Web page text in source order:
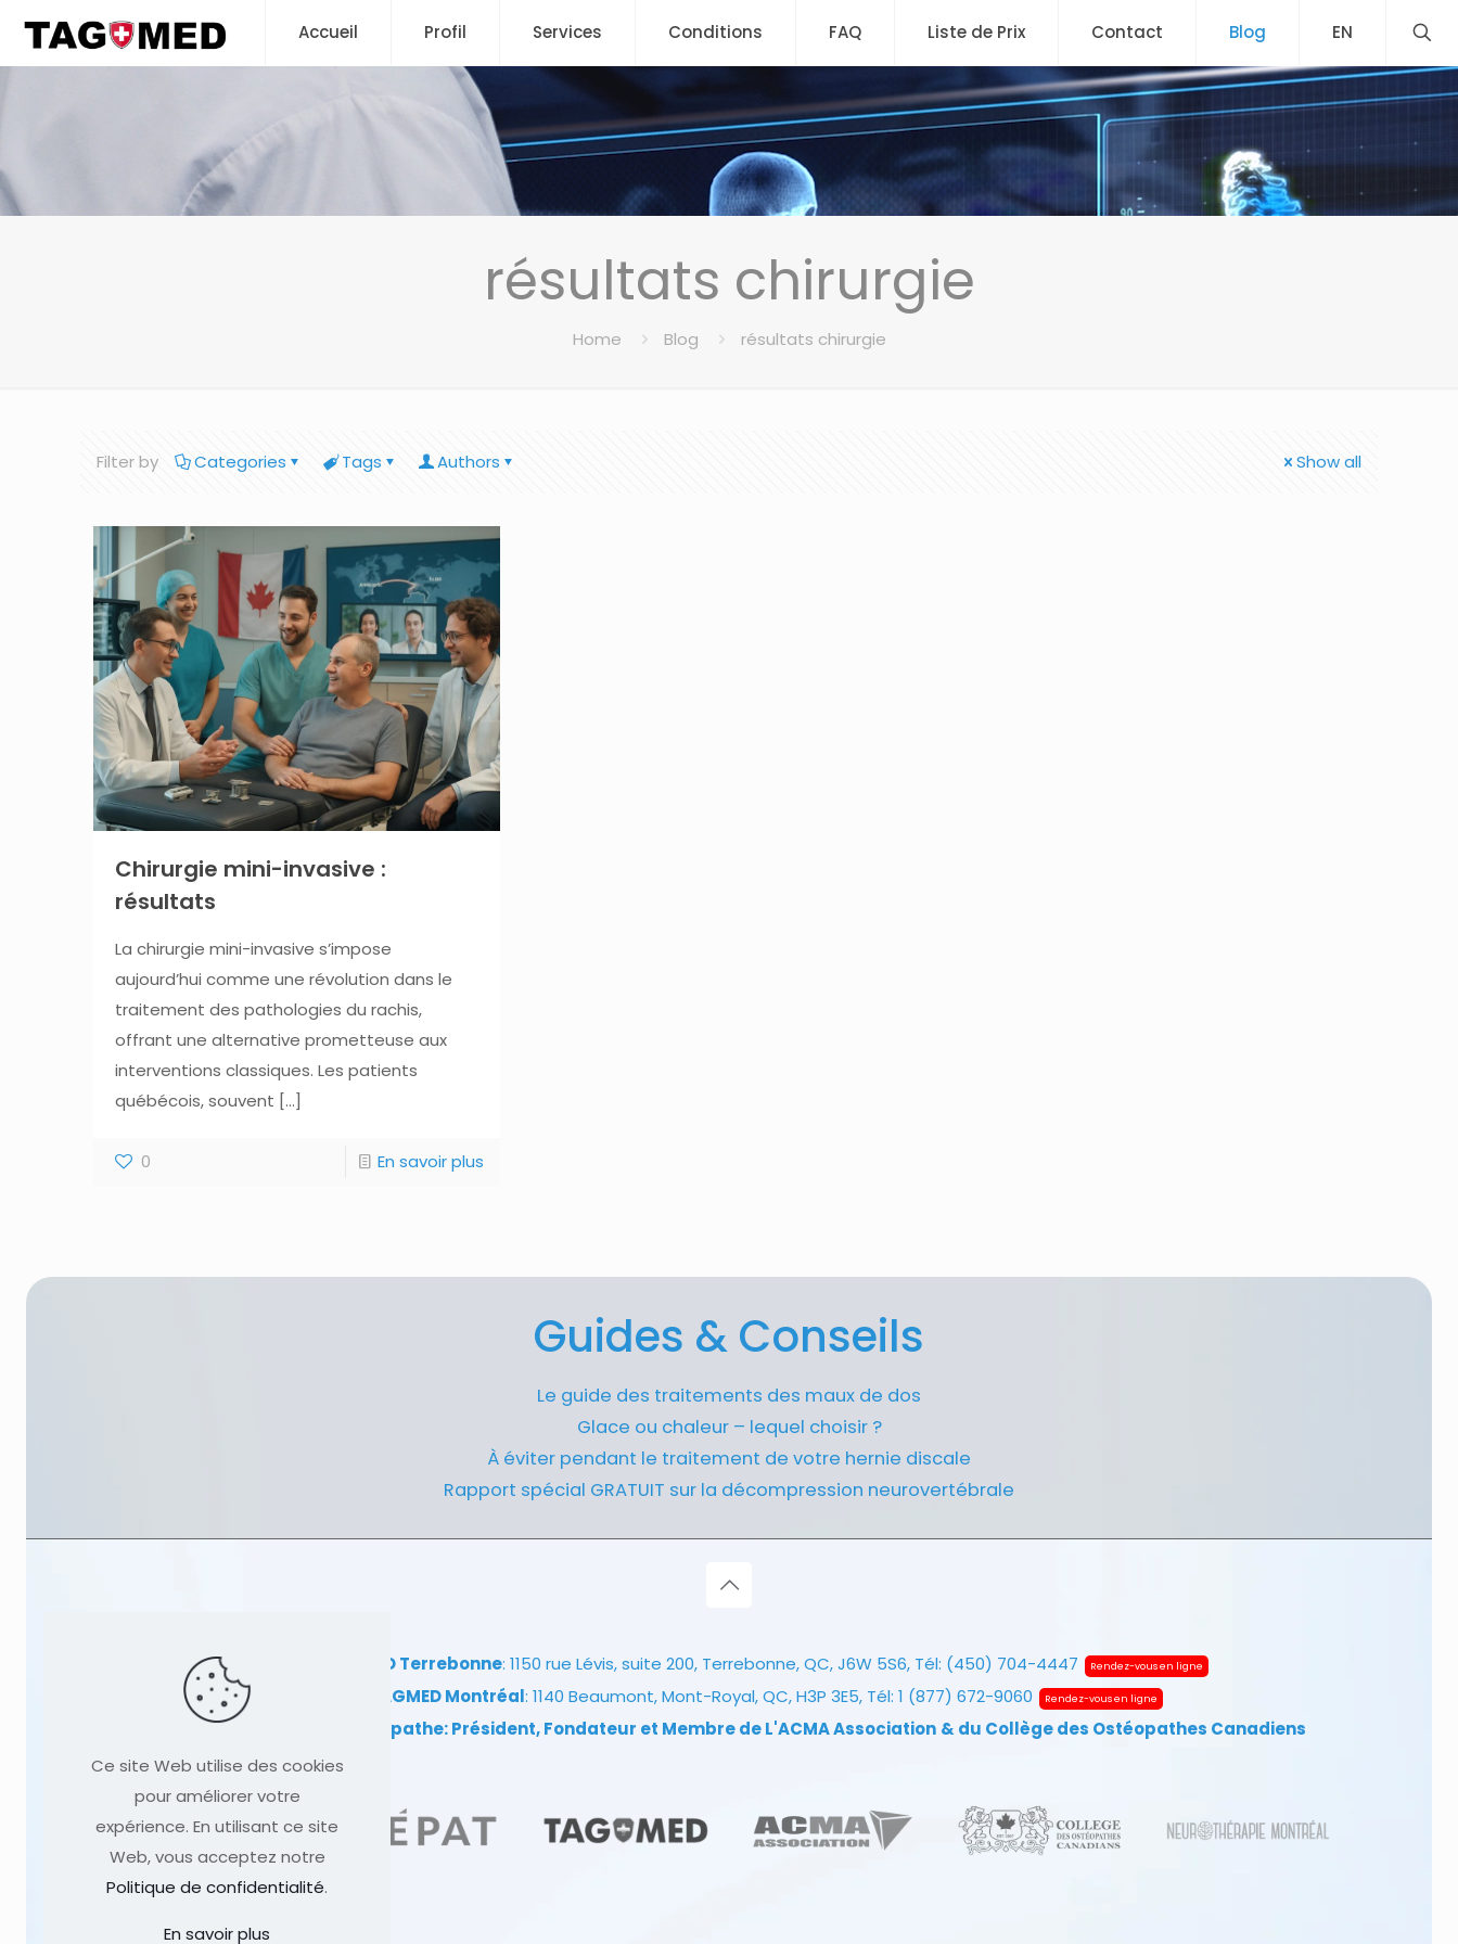
Accueil Profil Services Conditions FAQ Liste de Prix Contact Blog EN
résultats chirurgie
Home Blog résultats chirurgie
Filter by Categories Tags Authors Show all
Chirurgie mini-invasive :
résultats
La chirurgie mini-invasive s’impose
aujourd’hui comme une révolution dans le
traitement des pathologies du rachis,
offrant une alternative prometteuse aux
interventions classiques. Les patients
québécois, souvent […]
0 En savoir plus
Guides & Conseils
Le guide des traitements des maux de dos
Glace ou chaleur – lequel choisir ?
À éviter pendant le traitement de votre hernie discale
Rapport spécial GRATUIT sur la décompression neurovertébrale
Clinique TAGMED Terrebonne: 1150 rue Lévis, suite 200, Terrebonne, QC, J6W 5S6, Tél: (450) 704-4447 Rendez-vous en ligne
Clinique TAGMED Montréal: 1140 Beaumont, Mont-Royal, QC, H3P 3E5, Tél: 1 (877) 672-9060 Rendez-vous en ligne
Dr Sylvain Desforges, ostéopathe: Président, Fondateur et Membre de L'ACMA Association & du Collège des Ostéopathes Canadiens
Ce site Web utilise des cookies
pour améliorer votre
expérience. En utilisant ce site
Web, vous acceptez notre
Politique de confidentialité.
En savoir plus